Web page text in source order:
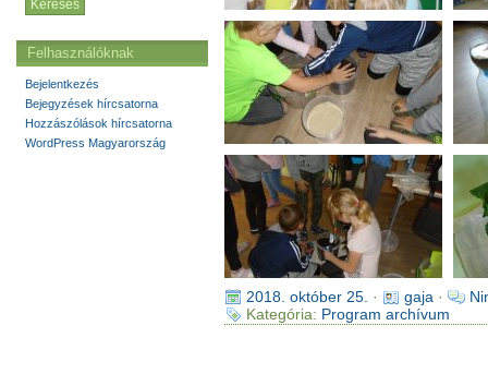
2018. október 25. · gaja ·
Kategória: Program archívum
Felhasználóknak
Bejelentkezés
Bejegyzések hírcsatorna
Hozzászólások hírcsatorna
WordPress Magyarország